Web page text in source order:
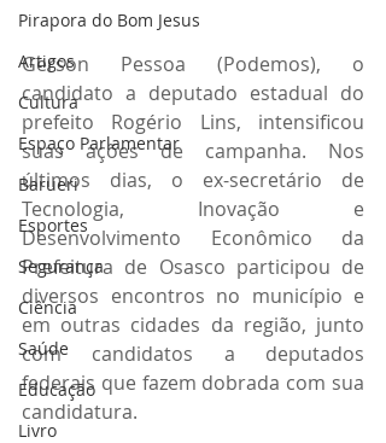
Pirapora do Bom Jesus
Artigos
Cultura
Espaço Parlamentar
Barueri
Esportes
Segurança
Ciência
Saúde
Educação
Livro
Gerson Pessoa (Podemos), o
candidato a deputado estadual do
prefeito Rogério Lins, intensificou
suas ações de campanha. Nos
últimos dias, o ex-secretário de
Tecnologia, Inovação e
Desenvolvimento Econômico da
Prefeitura de Osasco participou de
diversos encontros no município e
em outras cidades da região, junto
com candidatos a deputados
federais que fazem dobrada com sua
candidatura.